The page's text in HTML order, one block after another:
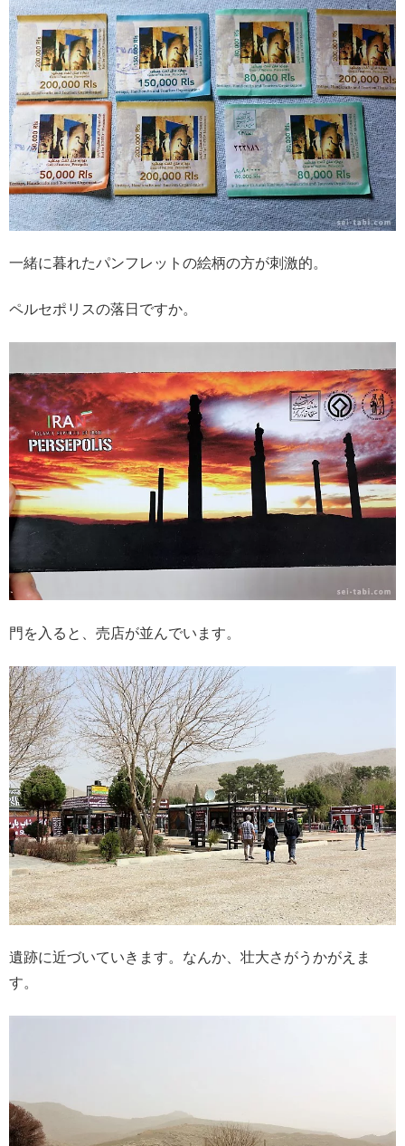
一緒に暮れたパンフレットの絵柄の方が刺激的。
ペルセポリスの落日ですか。
門を入ると、売店が並んでいます。
遺跡に近づいていきます。なんか、壮大さがうかがえま
す。